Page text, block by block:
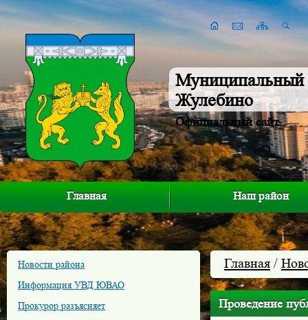
Муниципальный
Жулебино
Официальный сайт
Главная Наш район
Новости района
Информация УВД ЮВАО
Прокурор разъясняет
Главная /
Проведение